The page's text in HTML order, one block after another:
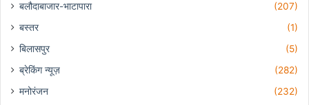
बलौदाबाजार-भाटापारा
(207)
बस्तर
(1)
बिलासपुर
(5)
ब्रेकिंग न्यूज़
(282)
मनोरंजन
(232)